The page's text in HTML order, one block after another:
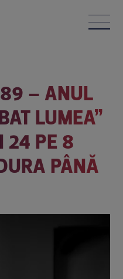
– ANUL
LUMEA”
24 PE 8
PÂNĂ